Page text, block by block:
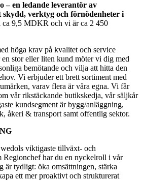
– en ledande leverantör av
skydd, verktyg och förnödenheter i
ca 9,5 MDKR och vi är ca 2 450
höga krav på kvalitet och service
stor eller liten kund möter vi dig med
bemötande och vilja att hitta den
Vi erbjuder ett brett sortiment med
varav flera är våra egna. Vi får
vår rikstäckande butikskedja, vår säljkår
kundsegment är bygg/anläggning,
åkeri & transport samt offentlig sektor.
viktigaste tillväxt- och
Regionchef har du en nyckelroll i vår
är tydligt: öka omsättningen, stärka
ett mer proaktivt och strukturerat